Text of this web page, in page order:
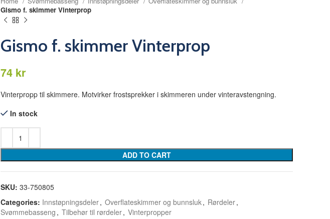
Gismo f. skimmer Vinterprop
Gismo f. skimmer Vinterprop
kr
Vinterpropp til skimmere. Motvirker frostsprekker i skimmeren under vinteravstengning.
In stock
ADD TO CART
SKU: 33-750805
Categories: Innstøpningsdeler, Overflateskimmer og bunnsluk, Rørdeler,
Svømmebasseng , Tilbehør til rørdeler, Vinterpropper